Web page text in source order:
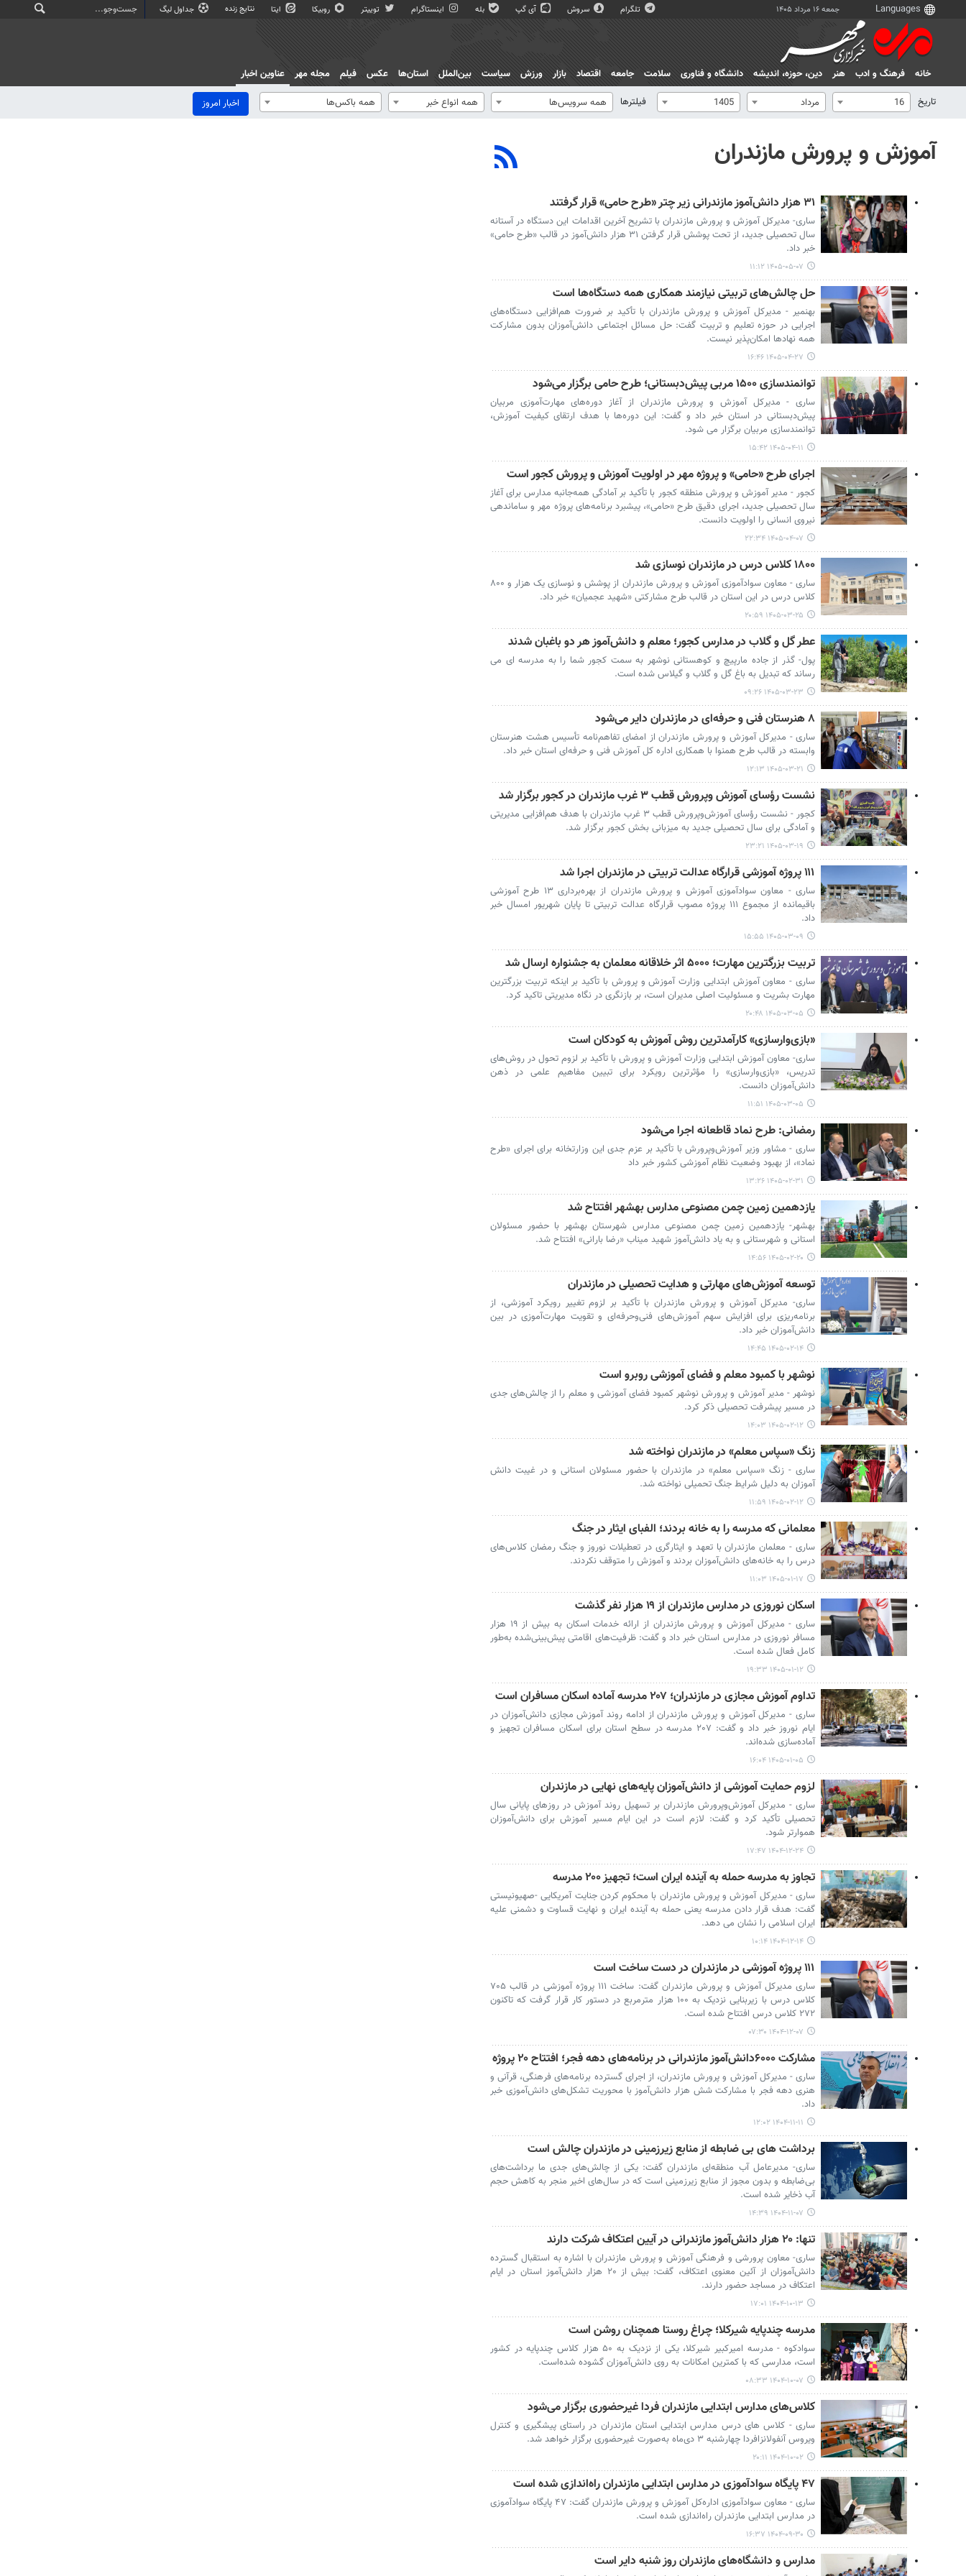
جمعه ۱۶ مرداد ۱۴۰۵ تلگرام سروش آی گپ بله اینستاگرام توییتر روبیکا ایتا نتایج زنده جداول لیگ
خانه فرهنگ و ادب هنر دين، حوزه، انديشه دانشگاه و فناوری سلامت جامعه اقتصاد بازار ورزش سیاست بین‌الملل استان‌ها عکس فیلم مجله مهر
عناوین اخبار
تاریخ
16 مرداد 1405 فیلترها همه سرویس‌ها همه انواع خبر همه باکس‌ها اخبار امروز
آموزش و پرورش مازندران
۳۱ هزار دانش‌آموز مازندرانی زیر چتر «طرح حامی» قرار گرفتند
ساری- مدیرکل آموزش و پرورش مازندران با تشریح آخرین اقدامات این دستگاه در آستانه
سال تحصیلی جدید، از تحت پوشش قرار گرفتن ۳۱ هزار دانش‌آموز در قالب «طرح حامی»
خبر داد.
۱۴۰۵-۰۵-۰۷ ۱۱:۱۲
حل چالش‌های تربیتی نیازمند همکاری همه دستگاه‌ها است
بهنمیر - مدیرکل آموزش و پرورش مازندران با تأکید بر ضرورت هم‌افزایی دستگاه‌های
اجرایی در حوزه تعلیم و تربیت گفت: حل مسائل اجتماعی دانش‌آموزان بدون مشارکت
همه نهادها امکان‌پذیر نیست.
۱۴۰۵-۰۴-۲۷ ۱۶:۴۶
توانمندسازی ۱۵۰۰ مربی پیش‌دبستانی؛ طرح حامی برگزار می‌شود
ساری - مدیرکل آموزش و پرورش مازندران از آغاز دوره‌های مهارت‌آموزی مربیان
پیش‌دبستانی در استان خبر داد و گفت: این دوره‌ها با هدف ارتقای کیفیت آموزش،
توانمندسازی مربیان برگزار می شود.
۱۴۰۵-۰۴-۱۱ ۱۵:۴۲
اجرای طرح «حامی» و پروژه مهر در اولویت آموزش و پرورش کجور است
کجور - مدیر آموزش و پرورش منطقه کجور با تأکید بر آمادگی همه‌جانبه مدارس برای آغاز
سال تحصیلی جدید، اجرای دقیق طرح «حامی»، پیشبرد برنامه‌های پروژه مهر و ساماندهی
نیروی انسانی را اولویت دانست.
۱۴۰۵-۰۴-۰۷ ۲۲:۳۴
۱۸۰۰ کلاس درس در مازندران نوسازی شد
ساری - معاون سوادآموزی آموزش و پرورش مازندران از پوشش و نوسازی یک هزار و ۸۰۰
کلاس درس در این استان در قالب طرح مشارکتی «شهید عجمیان» خبر داد.
۱۴۰۵-۰۳-۲۵ ۲۰:۵۹
عطر گل و گلاب در مدارس کجور؛ معلم و دانش‌آموز هر دو باغبان شدند
پول- گذر از جاده مارپیچ و کوهستانی نوشهر به سمت کجور شما را به مدرسه ای می
رساند که تبدیل به باغ گل و گلاب و گیلاس شده است.
۱۴۰۵-۰۳-۲۳ ۰۹:۲۶
۸ هنرستان فنی و حرفه‌ای در مازندران دایر می‌شود
ساری - مدیرکل آموزش و پرورش مازندران از امضای تفاهم‌نامه تأسیس هشت هنرستان
وابسته در قالب طرح همنوا با همکاری اداره کل آموزش فنی و حرفه‌ای استان خبر داد.
۱۴۰۵-۰۳-۲۱ ۱۲:۱۳
نشست رؤسای آموزش‌ وپرورش قطب ۳ غرب مازندران در کجور برگزار شد
کجور - نشست رؤسای آموزش‌وپرورش قطب ۳ غرب مازندران با هدف هم‌افزایی مدیریتی
و آمادگی برای سال تحصیلی جدید به میزبانی بخش کجور برگزار شد.
۱۴۰۵-۰۳-۱۹ ۲۳:۲۱
۱۱۱ پروژه آموزشی قرارگاه عدالت تربیتی در مازندران اجرا شد
ساری - معاون سوادآموزی آموزش و پرورش مازندران از بهره‌برداری ۱۳ طرح آموزشی
باقیمانده از مجموع ۱۱۱ پروژه مصوب قرارگاه عدالت تربیتی تا پایان شهریور امسال خبر
داد.
۱۴۰۵-۰۳-۰۹ ۱۵:۵۵
تربیت بزرگترین مهارت؛ ۵۰۰۰ اثر خلاقانه معلمان به جشنواره ارسال شد
ساری - معاون آموزش ابتدایی وزارت آموزش و پرورش با تأکید بر اینکه تربیت بزرگترین
مهارت بشریت و مسئولیت اصلی مدیران است، بر بازنگری در نگاه مدیریتی تاکید کرد.
۱۴۰۵-۰۳-۰۵ ۲۰:۴۸
«بازی‌وارسازی» کارآمدترین روش آموزش به کودکان است
ساری- معاون آموزش ابتدایی وزارت آموزش و پرورش با تأکید بر لزوم تحول در روش‌های
تدریس، «بازی‌وارسازی» را مؤثرترین رویکرد برای تبیین مفاهیم علمی در ذهن
دانش‌آموزان دانست.
۱۴۰۵-۰۳-۰۵ ۱۱:۵۱
رمضانی: طرح نماد قاطعانه اجرا می‌شود
ساری - مشاور وزیر آموزش‌وپرورش با تأکید بر عزم جدی این وزارتخانه برای اجرای «طرح
نماد»، از بهبود وضعیت نظام آموزشی کشور خبر داد
۱۴۰۵-۰۲-۳۱ ۱۳:۲۶
یازدهمین زمین چمن مصنوعی مدارس بهشهر افتتاح شد
بهشهر- یازدهمین زمین چمن مصنوعی مدارس شهرستان بهشهر با حضور مسئولان
استانی و شهرستانی و به یاد دانش‌آموز شهید میناب «رضا بارانی» افتتاح شد.
۱۴۰۵-۰۲-۲۰ ۱۴:۵۶
توسعه آموزش‌های مهارتی و هدایت تحصیلی در مازندران
ساری- مدیرکل آموزش و پرورش مازندران با تأکید بر لزوم تغییر رویکرد آموزشی، از
برنامه‌ریزی برای افزایش سهم آموزش‌های فنی‌وحرفه‌ای و تقویت مهارت‌آموزی در بین
دانش‌آموزان خبر داد.
۱۴۰۵-۰۲-۱۴ ۱۴:۴۵
نوشهر با کمبود معلم و فضای آموزشی روبرو است
نوشهر - مدیر آموزش و پرورش نوشهر کمبود فضای آموزشی و معلم را از چالش‌های جدی
در مسیر پیشرفت تحصیلی ذکر کرد.
۱۴۰۵-۰۲-۱۲ ۱۴:۰۳
زنگ «سپاس معلم» در مازندران نواخته شد
ساری - زنگ «سپاس معلم» در مازندران با حضور مسئولان استانی و در غیبت دانش
آموزان به دلیل شرایط جنگ تحمیلی نواخته شد.
۱۴۰۵-۰۲-۱۲ ۱۱:۵۹
معلمانی که مدرسه را به خانه بردند؛ الفبای ایثار در جنگ
ساری - معلمان مازندران با تعهد و ایثارگری در تعطیلات نوروز و جنگ رمضان کلاس‌های
درس را به خانه‌های دانش‌آموزان بردند و آموزش را متوقف نکردند.
۱۴۰۵-۰۱-۱۷ ۱۱:۰۳
اسکان نوروزی در مدارس مازندران از ۱۹ هزار نفر گذشت
ساری - مدیرکل آموزش و پرورش مازندران از ارائه خدمات اسکان به بیش از ۱۹ هزار
مسافر نوروزی در مدارس استان خبر داد و گفت: ظرفیت‌های اقامتی پیش‌بینی‌شده به‌طور
کامل فعال شده است.
۱۴۰۵-۰۱-۱۲ ۱۹:۳۳
تداوم آموزش مجازی در مازندران؛ ۲۰۷ مدرسه آماده اسکان مسافران است
ساری - مدیرکل آموزش و پرورش مازندران از ادامه روند آموزش مجازی دانش‌آموزان در
ایام نوروز خبر داد و گفت: ۲۰۷ مدرسه در سطح استان برای اسکان مسافران تجهیز و
آماده‌سازی شده‌اند.
۱۴۰۵-۰۱-۰۵ ۱۶:۰۴
لزوم حمایت آموزشی از دانش‌آموزان پایه‌های نهایی در مازندران
ساری - مدیرکل آموزش‌وپرورش مازندران بر تسهیل روند آموزش در روزهای پایانی سال
تحصیلی تأکید کرد و گفت: لازم است در این ایام مسیر آموزش برای دانش‌آموزان
هموارتر شود.
۱۴۰۴-۱۲-۲۴ ۱۷:۴۷
تجاوز به مدرسه حمله به آینده ایران است؛ تجهیز ۲۰۰ مدرسه
ساری - مدیرکل آموزش و پرورش مازندران با محکوم کردن جنایت آمریکایی -صهیونیستی
گفت: هدف قرار دادن مدرسه یعنی حمله به آینده ایران و نهایت قساوت و دشمنی علیه
ایران اسلامی را نشان می دهد.
۱۴۰۴-۱۲-۱۴ ۱۰:۱۴
۱۱۱ پروژه آموزشی در مازندران در دست ساخت است
ساری مدیرکل آموزش و پرورش مازندران گفت: ساخت ۱۱۱ پروژه آموزشی در قالب ۷۰۵
کلاس درس با زیربنایی نزدیک به ۱۰۰ هزار مترمربع در دستور کار قرار گرفت که تاکنون
۲۷۲ کلاس درس افتتاح شده است.
۱۴۰۴-۱۲-۰۷ ۰۷:۳۰
مشارکت ۶۰۰۰دانش‌آموز مازندرانی در برنامه‌های دهه فجر؛ افتتاح ۲۰ پروژه
ساری - مدیرکل آموزش و پرورش مازندران، از اجرای گسترده برنامه‌های فرهنگی، قرآنی و
هنری دهه فجر با مشارکت شش هزار دانش‌آموز با محوریت تشکل‌های دانش‌آموزی خبر
داد.
۱۴۰۴-۱۱-۱۱ ۱۲:۰۲
برداشت های بی ضابطه از منابع زیرزمینی در مازندران چالش است
ساری- مدیرعامل آب منطقه‌ای مازندران گفت: یکی از چالش‌های جدی ما برداشت‌های
بی‌ضابطه و بدون مجوز از منابع زیرزمینی است که در سال‌های اخیر منجر به کاهش حجم
آب ذخایر شده است.
۱۴۰۴-۱۱-۰۷ ۱۴:۳۹
تنها: ۲۰ هزار دانش‌آموز مازندرانی در آیین اعتکاف شرکت دارند
ساری- معاون پرورشی و فرهنگی آموزش و پرورش مازندران با اشاره به استقبال گسترده
دانش‌آموزان از آئین معنوی اعتکاف، گفت: بیش از ۲۰ هزار دانش‌آموز استان در ایام
اعتکاف در مساجد حضور دارند.
۱۴۰۴-۱۰-۱۳ ۱۷:۰۱
مدرسه چندپایه شیرکلا؛ چراغ روستا همچنان روشن است
سوادکوه - مدرسه امیرکبیر شیرکلا، یکی از نزدیک به ۵۰ هزار کلاس چندپایه در کشور
است، مدارسی که با کمترین امکانات به روی دانش‌آموزان گشوده شده‌است.
۱۴۰۴-۱۰-۰۷ ۰۸:۳۳
کلاس‌های مدارس ابتدایی مازندران فردا غیرحضوری برگزار می‌شود
ساری - کلاس های درس مدارس ابتدایی استان مازندران در راستای پیشگیری و کنترل
ویروس آنفولانزافردا چهارشنبه ۳ دی‌ماه به‌صورت غیرحضوری برگزار خواهد شد.
۱۴۰۴-۱۰-۰۲ ۲۰:۱۱
۴۷ پایگاه سوادآموزی در مدارس ابتدایی مازندران راه‌اندازی شده است
ساری - معاون سوادآموزی اداره‌کل آموزش و پرورش مازندران گفت: ۴۷ پایگاه سوادآموزی
در مدارس ابتدایی مازندران راه‌اندازی شده است.
۱۴۰۴-۰۹-۳۰ ۱۶:۳۷
مدارس و دانشگاه‌های مازندران روز شنبه دایر است